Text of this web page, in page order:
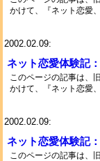
かけて、『ネット恋愛
2002.02.09:
ネット恋愛体験記
このページの記事は、
かけて、『ネット恋愛
2002.02.09:
ネット恋愛体験記
このページの記事は、